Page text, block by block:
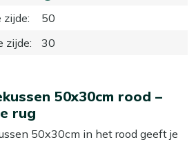
zijde:
50
zijde: 30
50x30cm rood –
rug
50x30cm in het rood geeft je